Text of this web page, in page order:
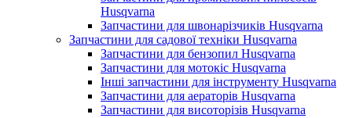
Husqvarna
Запчастини для швонарізчиків Husqvarna
Запчастини для садової техніки Husqvarna
Запчастини для бензопил Husqvarna
Запчастини для мотокіс Husqvarna
Інші запчастини для інструменту Husqvarna
Запчастини для аераторів Husqvarna
Запчастини для висоторізів Husqvarna